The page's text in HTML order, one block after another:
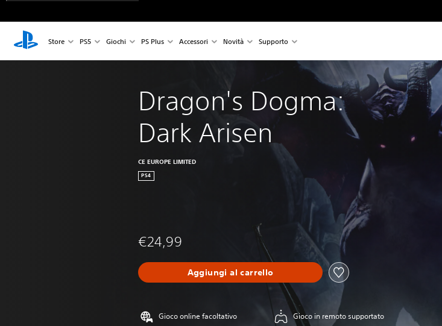
Store PS5 Giochi PS Plus Accessori Novità Supporto
Dragon's Dogma:
Dark Arisen
CE EUROPE LIMITED
PS4
€24,99
Aggiungi al carrello
Gioco online facoltativo
Gioco in remoto supportato